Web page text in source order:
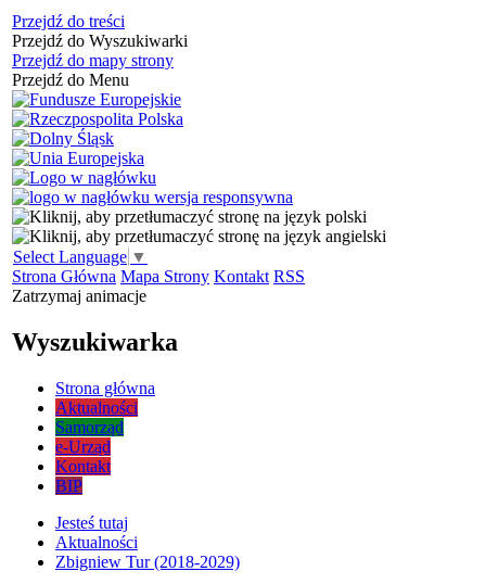
Przejdź do treści
Przejdź do Wyszukiwarki
Przejdź do mapy strony
Przejdź do Menu
Select Language ▼
Strona Główna Mapa Strony Kontakt RSS
Zatrzymaj animacje
Wyszukiwarka
Strona główna
Aktualności
Samorząd
e-Urząd
Kontakt
BIP
Jesteś tutaj
Aktualności
Zbigniew Tur (2018-2029)